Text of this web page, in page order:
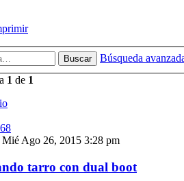
Buscar
Búsqueda
1 de 1
Mié Ago 26, 2015 3:28 pm
tarro con dual boot